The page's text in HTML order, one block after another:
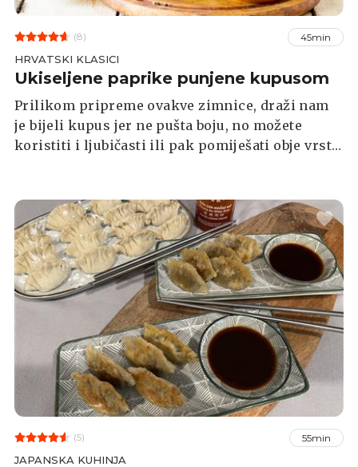
(8) 45min
HRVATSKI KLASICI
Ukiseljene paprike punjene kupusom
Prilikom pripreme ovakve zimnice, draži nam
je bijeli kupus jer ne pušta boju, no možete
koristiti i ljubičasti ili pak pomiješati obje vrste.
izabrati veće paprike.
(5) 55min
JAPANSKA KUHINJA